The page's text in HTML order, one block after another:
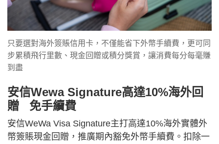
只要選對海外簽賬信用卡，不僅能省下外幣手續費，更可同
步累積飛行里數、現金回贈或積分獎賞，讓消費每分每毫賺
到盡
安信Wewa Signature高達10%海外回
贈 免手續費
安信WeWa Visa Signature主打高達10%海外實體外
幣簽賬現金回贈，推廣期內豁免外幣手續費。扣除一